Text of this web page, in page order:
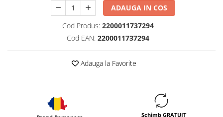
ADAUGA IN COS
Cod Produs: 2200011737294
Cod EAN: 2200011737294
Adauga la Favorite
Schimb GRATUIT